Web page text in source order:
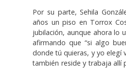
Por su parte, Sehila
años un piso en Torrox
jubilación, aunque ahora lo
afirmando que “si algo
donde tú quieras, y yo elegí
también reside y trabaja allí